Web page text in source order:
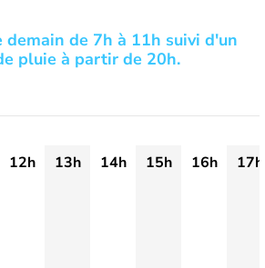
demain de 7h à 11h suivi d'un
pluie à partir de 20h.
12h 13h 14h 15h 16h
17h